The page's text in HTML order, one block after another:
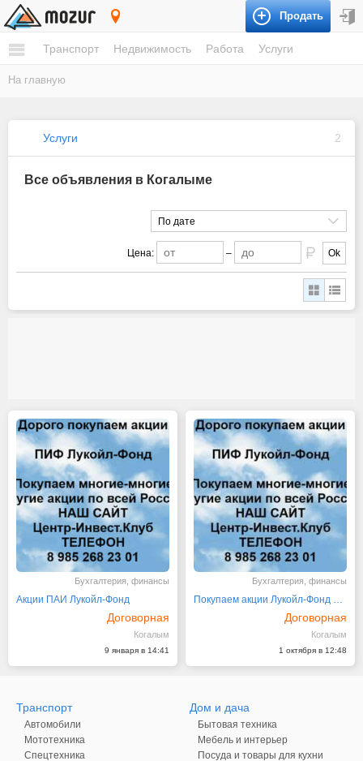
Продать
Транспорт Недвижимость Работа Услуги
На главную
Услуги 2
Все объявления в Когалыме
По дате
Цена: – Ok
Бухгалтерия, финансы
Акции ПАИ Лукойл-Фонд
Договорная
Когалым
9 января в 14:41
Бухгалтерия, финансы
Покупаем акции Лукойл-Фонд и любые другие акции
Договорная
Когалым
1 октября в 12:48
Транспорт
Автомобили
Мототехника
Спецтехника
Дом и дача
Бытовая техника
Мебель и интерьер
Посуда и товары для кухни